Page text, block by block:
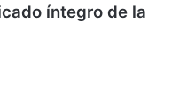
íntegro de la